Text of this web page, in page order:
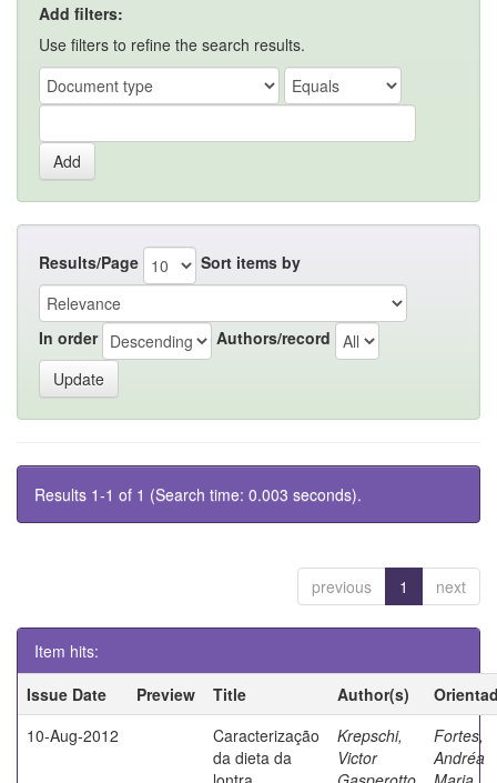
Add filters:
Use filters to refine the search results.
Results/Page Sort items by
In order Authors/record
Results 1-1 of 1 (Search time: 0.003 seconds).
previous 1 next
Item hits:
Issue Date
Preview Title Author(s)
10-Aug-2012
Caracterização
da dieta da
Krepschi,
Victor
Fortes,
Andréa